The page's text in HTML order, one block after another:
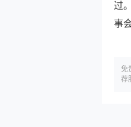
过
事
免
荐